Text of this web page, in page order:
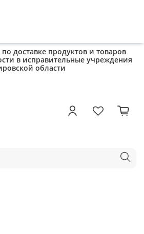
доставке продуктов и товаров
в исправительные учреждения
области